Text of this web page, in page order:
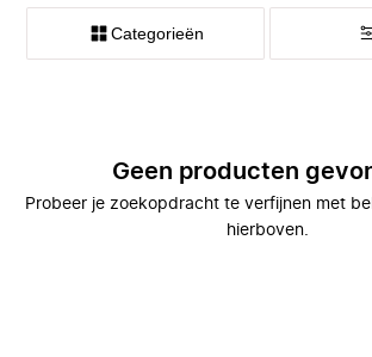
Categorieën
Geen producten
Probeer je zoekopdracht te verfijnen met
hierboven.